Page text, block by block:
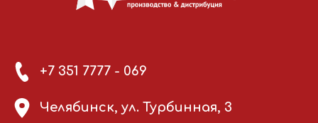
+7 351 7777 - 069
Челябинск, ул. Турбинная, 3